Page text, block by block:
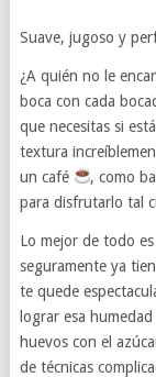
Suave, jugoso y
¿A quién no le
boca con cada
que necesitas si
textura
un café
, como
para disfrutarlo tal
Lo mejor de todo
seguramente ya
te quede
lograr esa
huevos con el
de técnicas